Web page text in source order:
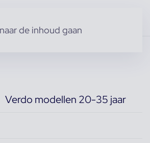
de inhoud gaan
Verdo modellen 20-35 jaar